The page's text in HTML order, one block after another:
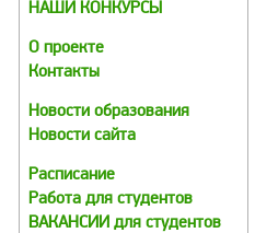
НАШИ КОНКУРСЫ
О проекте
Контакты
Новости образования
Новости сайта
Расписание
Работа для студентов
ВАКАНСИИ для студентов